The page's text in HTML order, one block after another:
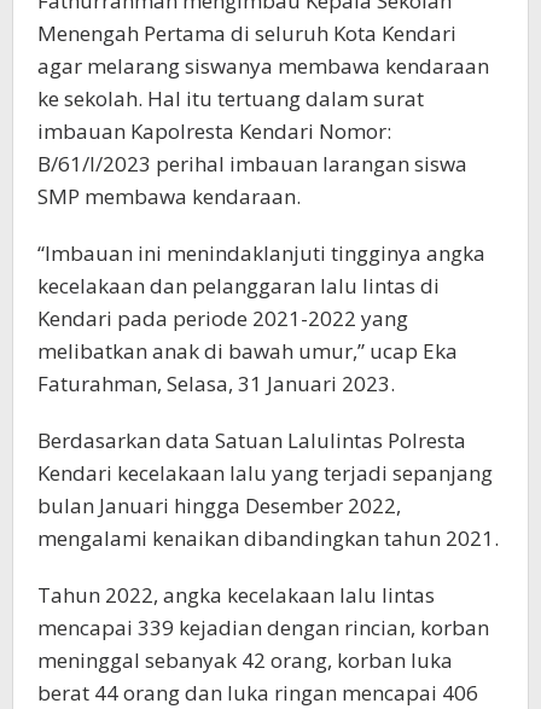
Menengah Pertama di seluruh Kota Kendari
agar melarang siswanya membawa kendaraan
ke sekolah. Hal itu tertuang dalam surat
imbauan Kapolresta Kendari Nomor:
B/61/I/2023 perihal imbauan larangan siswa
SMP membawa kendaraan.
“Imbauan ini menindaklanjuti tingginya angka
kecelakaan dan pelanggaran lalu lintas di
Kendari pada periode 2021-2022 yang
melibatkan anak di bawah umur,” ucap Eka
Faturahman, Selasa, 31 Januari 2023.
Berdasarkan data Satuan Lalulintas Polresta
Kendari kecelakaan lalu yang terjadi sepanjang
bulan Januari hingga Desember 2022,
mengalami kenaikan dibandingkan tahun 2021.
Tahun 2022, angka kecelakaan lalu lintas
mencapai 339 kejadian dengan rincian, korban
meninggal sebanyak 42 orang, korban luka
berat 44 orang dan luka ringan mencapai 406